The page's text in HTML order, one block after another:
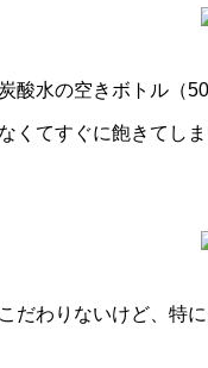
酸水の空きボトル（
くてすぐに飽きてしま
だわりないけど、特